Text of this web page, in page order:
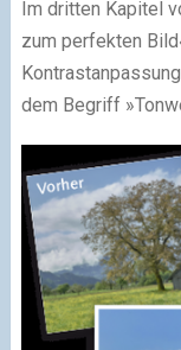
Im dritten Kapitel
zum perfekten
dem Begriff